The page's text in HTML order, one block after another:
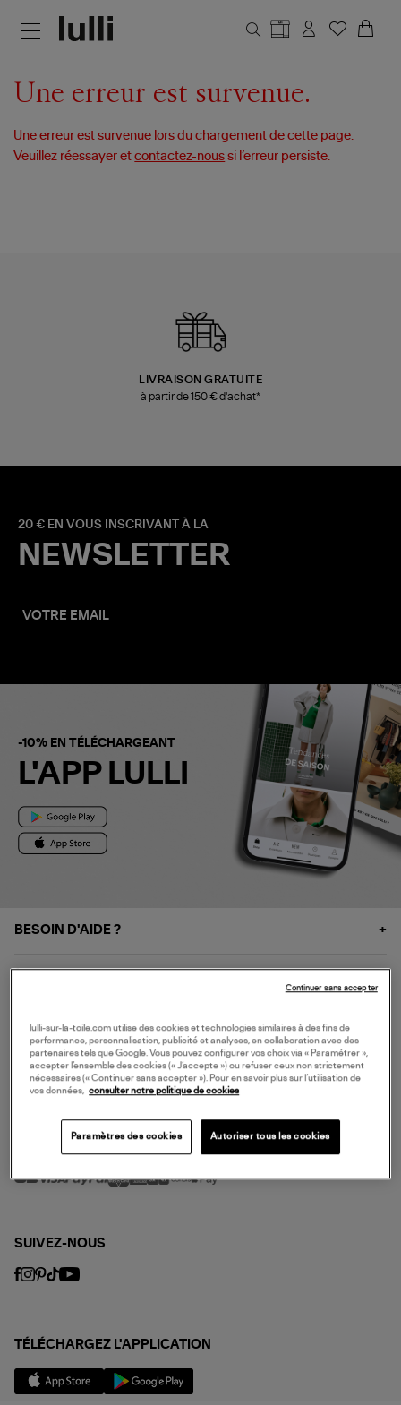
Une erreur est survenue.
Une erreur est survenue lors du chargement de cette page.
Veuillez réessayer etcontactez-nous si l’erreur persiste.
LIVRAISON GRATUITE
à partir de 150 € d'achat*
20 € EN VOUS INSCRIVANT À LA
NEWSLETTER
-10% EN TÉLÉCHARGEANT
L'APP LULLI
BESOIN D'AIDE ?
NOS SERVICES
SERVICE CLIENT
MODE DE PAIEMENT
SUIVEZ-NOUS
TÉLÉCHARGEZ L'APPLICATION
lulli-sur-la-toile.com utilise des cookies et technologies similaires à des fins de
performance, personnalisation, publicité et analyses, en collaboration avec des
partenaires tels que Google. Vous pouvez configurer vos choix via « Paramétrer »,
accepter l’ensemble des cookies (« J’accepte ») ou refuser ceux non strictement
nécessaires (« Continuer sans accepter »). Pour en savoir plus sur l’utilisation de
vos données,
consulter notre politique de cookies
Paramètres des cookies Autoriser tous les cookies
Continuer sans accepter